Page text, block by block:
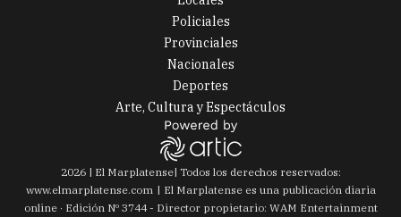
Policiales
Provinciales
Nacionales
Deportes
Arte, Cultura y Espectáculos
2026| El Marplatense| Todos los derechos reservados:
www.elmarplatense.com
El Marplatense es una publicación diaria
online · Edición Nº 3744- Director propietario: WAM Entertainment